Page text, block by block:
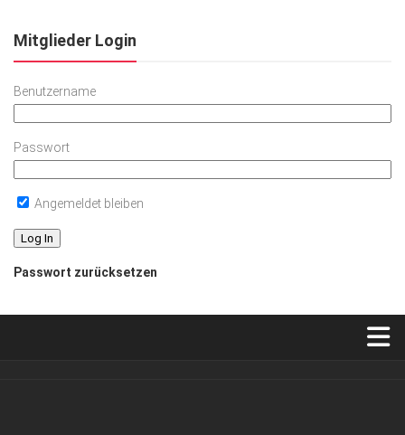
Mitglieder Login
Benutzername
Passwort
Angemeldet bleiben
Passwort zurücksetzen